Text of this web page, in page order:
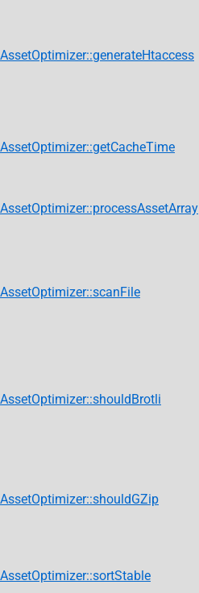
AssetOptimizer::generateHtaccess
AssetOptimizer::getCacheTime
AssetOptimizer::processAssetArray
AssetOptimizer::scanFile
AssetOptimizer::shouldBrotli
AssetOptimizer::shouldGZip
AssetOptimizer::sortStable